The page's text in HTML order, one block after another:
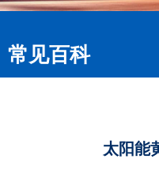
常见百科
太阳能